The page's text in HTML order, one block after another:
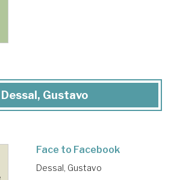
Gustavo
Face to Facebook
Dessal, Gustavo